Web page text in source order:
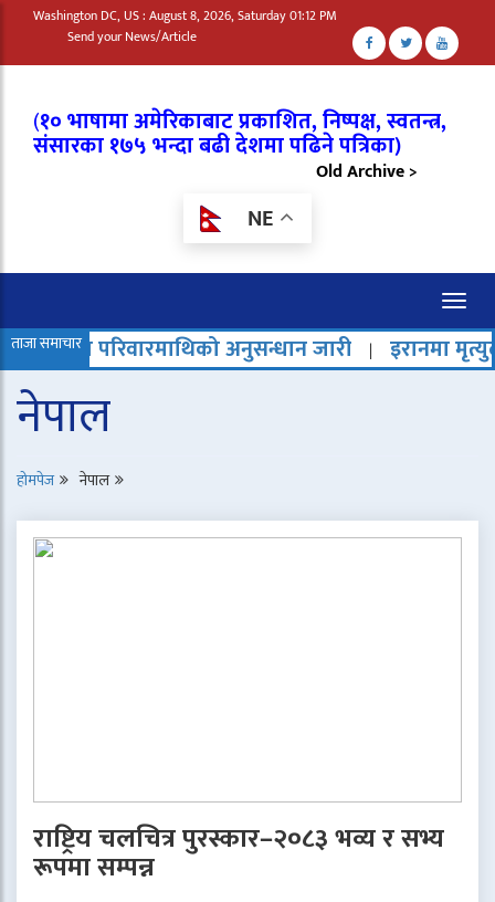
Washington DC, US : August 8, 2026, Saturday 01:12 PM
Send your News/Article
(१० भाषामा अमेरिकाबाट प्रकाशित, निष्पक्ष, स्वतन्त्र,
संसारका १७५ भन्दा बढी देशमा पढिने पत्रिका)
Old Archive >
NE
ताजा समाचार
परिवारमाथिको अनुसन्धान जारी | इरानमा मृत्युदण्ड
नेपाल
होमपेज नेपाल
राष्ट्रिय चलचित्र पुरस्कार–२०८३ भव्य र सभ्य
रूपमा सम्पन्न